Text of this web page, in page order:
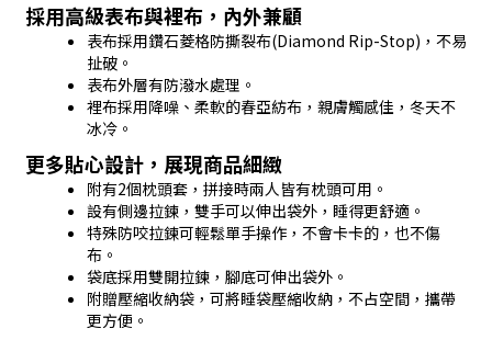
採用高級表布與裡布，內外兼顧
表布採用鑽石菱格防撕裂布(Diamond Rip-Stop)，不易
扯破。
表布外層有防潑水處理。
裡布採用降噪、柔軟的春亞紡布，親膚觸感佳，冬天不
冰冷。
更多貼心設計，展現商品細緻
附有2個枕頭套，拼接時兩人皆有枕頭可用。
設有側邊拉鍊，雙手可以伸出袋外，睡得更舒適。
特殊防咬拉鍊可輕鬆單手操作，不會卡卡的，也不傷
布。
袋底採用雙開拉鍊，腳底可伸出袋外。
附贈壓縮收納袋，可將睡袋壓縮收納，不占空間，攜帶
更方便。